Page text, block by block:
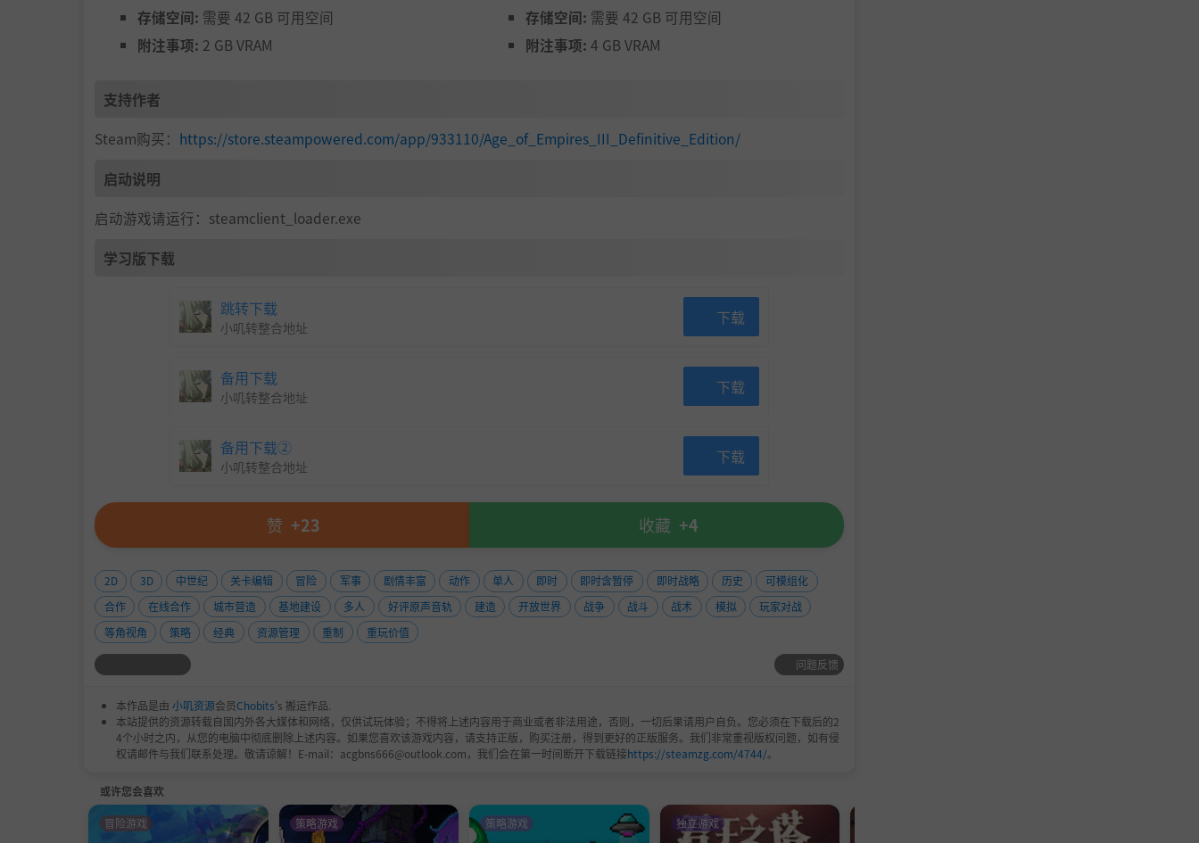
存储空间: 需要 42 GB 可用空间
附注事项: 2 GB VRAM
存储空间: 需要 42 GB 可用空间
附注事项: 4 GB VRAM
支持作者
Steam购买： https://store.steampowered.com/app/933110/Age_of_Empires_III_Definitive_Edition/
启动说明
启动游戏请运行：steamclient_loader.exe
学习版下载
跳转下载
小叽转整合地址 下载
备用下载
小叽转整合地址 下载
备用下载②
小叽转整合地址 下载
赞 +23 收藏 +4
2D 3D 中世纪 关卡编辑 冒险 军事 剧情丰富 动作 单人 即时 即时含暂停 即时战略 历史
可模组化
合作
在线合作 城市营造 基地建设 多人 好评原声音轨 建造 开放世界 战争 战斗 战术 模拟
玩家对战
等角视角
策略 经典 资源管理 重制 重玩价值
问题反馈
本作品是由 小叽资源会员Chobits's 搬运作品.
本站提供的资源转载自国内外各大媒体和网络，仅供试玩体验；不得将上述内容用于商业或者非法用途，否则，一切后果请用户自负。您必须在下载后的2
4个小时之内，从您的电脑中彻底删除上述内容。如果您喜欢该游戏内容，请支持正版，购买注册，得到更好的正版服务。我们非常重视版权问题，如有侵
权请邮件与我们联系处理。敬请谅解！E-mail：acgbns666@outlook.com，我们会在第一时间断开下载链接https://steamzg.com/4744/。
或许您会喜欢
冒险游戏 策略游戏 策略游戏 独立游戏